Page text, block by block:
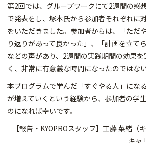
第2回では、グループワークにて2週間の感
で発表をし、塚本氏から参加者それぞれに
をいただきました。参加者からは、「ただ
り返りがあって良かった」、「計画を立て
などの声があり、2週間の実践期間の効果
く、非常に有意義な時間になったのではな
本プログラムで学んだ「すぐやる人」にな
が増えていくという経験から、参加者の学
のになれば幸いです。
【報告・KYOPROスタッフ】工藤 菜緒（
キャ